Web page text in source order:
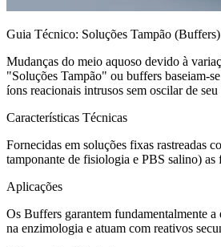
Guia Técnico: Soluções Tampão
Mudanças do meio aquoso devido à
"Soluções Tampão" ou buffers baseiam-
íons reacionais intrusos sem oscilar de
Características Técnicas
Fornecidas em soluções fixas rastreadas
tamponante de fisiologia e PBS salino) as
Aplicações
Os Buffers garantem fundamentalmente
na enzimologia e atuam com reativos